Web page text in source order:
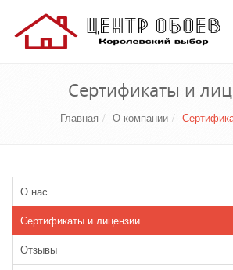
Сертификаты и
Главная О компании
О нас
Сертификаты и лицензии
Отзывы